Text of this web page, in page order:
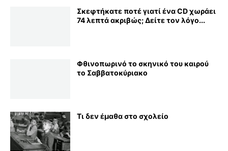
Σκεφτήκατε ποτέ γιατί ένα CD χωράει
74 λεπτά ακριβώς; Δείτε τον λόγο...
Φθινοπωρινό το σκηνικό του καιρού
το Σαββατοκύριακο
Τι δεν έμαθα στο σχολείο